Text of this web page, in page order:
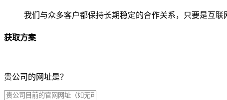
我们与众多客户都保持长期稳定的合作关系，只要是互
获取方案
贵公司的网址是？